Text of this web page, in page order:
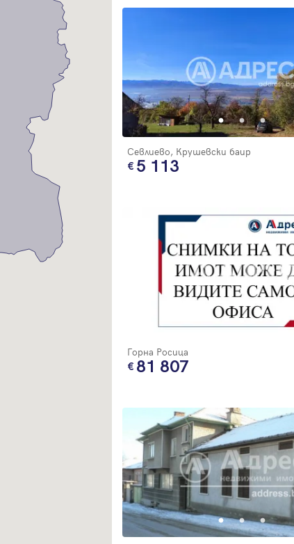
Севлиево, Крушевски баир
5 113
Горна Росица
81 807
Благодарим ви! Проверете имейл адрес си, за да активирате
регистрацията.
Благодарим ви! Очаквайте скоро да се свържем с вас!
Продължи с Google
Парола
Регистрация